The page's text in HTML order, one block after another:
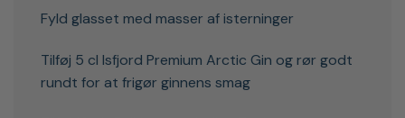
Fyld glasset med masser af isterninger
Tilføj 5 cl Isfjord Premium Arctic Gin og rør godt
rundt for at frigør ginnens smag